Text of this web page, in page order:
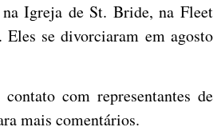
Igreja de St. Bride, na Fleet
Eles se divorciaram em agosto
com representantes de
mais comentários.